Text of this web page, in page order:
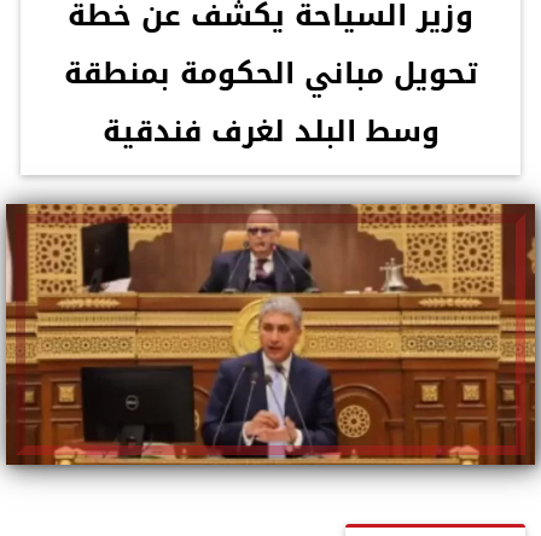
وزير السياحة يكشف عن خطة
تحويل مباني الحكومة بمنطقة
وسط البلد لغرف فندقية